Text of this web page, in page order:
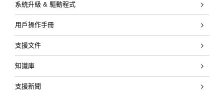
系統升級 & 驅動程式
用戶操作手冊
支援文件
知識庫
支援新聞